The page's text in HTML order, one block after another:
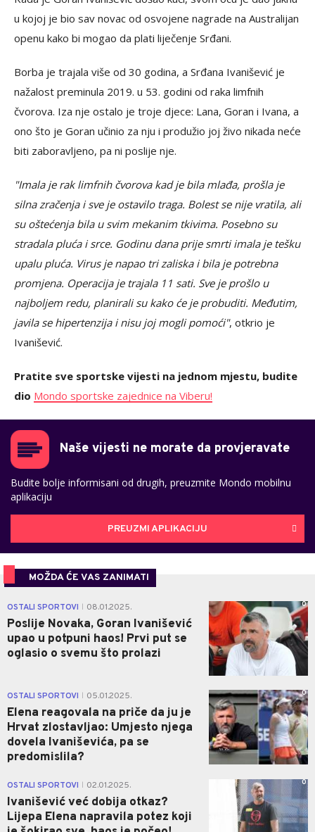
u kojoj je bio sav novac od osvojene nagrade na Australijan
openu kako bi mogao da plati liječenje Srđani.
Borba je trajala više od 30 godina, a Srđana Ivanišević je
nažalost preminula 2019. u 53. godini od raka limfnih
čvorova. Iza nje ostalo je troje djece: Lana, Goran i Ivana, a
ono što je Goran učinio za nju i produžio joj živo nikada neće
biti zaboravljeno, pa ni poslije nje.
"Imala je rak limfnih čvorova kad je bila mlađa, prošla je
silna zračenja i sve je ostavilo traga. Bolest se nije vratila, ali
su oštećenja bila u svim mekanim tkivima. Posebno su
stradala pluća i srce. Godinu dana prije smrti imala je tešku
upalu pluća. Virus je napao tri zaliska i bila je potrebna
promjena. Operacija je trajala 11 sati. Sve je prošlo u
najboljem redu, planirali su kako će je probuditi. Međutim,
javila se hipertenzija i nisu joj mogli pomoći", otkrio je
Ivanišević.
Pratite sve sportske vijesti na jednom mjestu, budite
dio Mondo sportske zajednice na Viberu!
Naše vijesti ne morate da provjeravate
Budite bolje informisani od drugih, preuzmite Mondo mobilnu
aplikaciju
PREUZMI APLIKACIJU
MOŽDA ĆE VAS ZANIMATI
OSTALI SPORTOVI 08.01.2025.
Poslije Novaka, Goran Ivanišević
upao u potpuni haos! Prvi put se
oglasio o svemu što prolazi
0
OSTALI SPORTOVI 05.01.2025.
Elena reagovala na priče da ju je
Hrvat zlostavljao: Umjesto njega
dovela Ivaniševića, pa se
predomislila?
0
OSTALI SPORTOVI 02.01.2025.
Ivanišević već dobija otkaz?
Lijepa Elena napravila potez koji
0